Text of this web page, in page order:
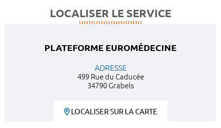
LOCALISER LE SERVICE
PLATEFORME EUROMÉDECINE
ADRESSE
499 Rue du Caducée
34790 Grabels
LOCALISER SUR LA CARTE